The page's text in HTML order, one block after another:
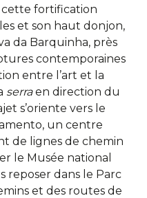
cette fortification
et son haut donjon,
da Barquinha, près
contemporaines
entre l’art et la
serraen direction du
s’oriente vers le
un centre
de lignes de chemin
le Musée national
reposer dans le Parc
et des routes de